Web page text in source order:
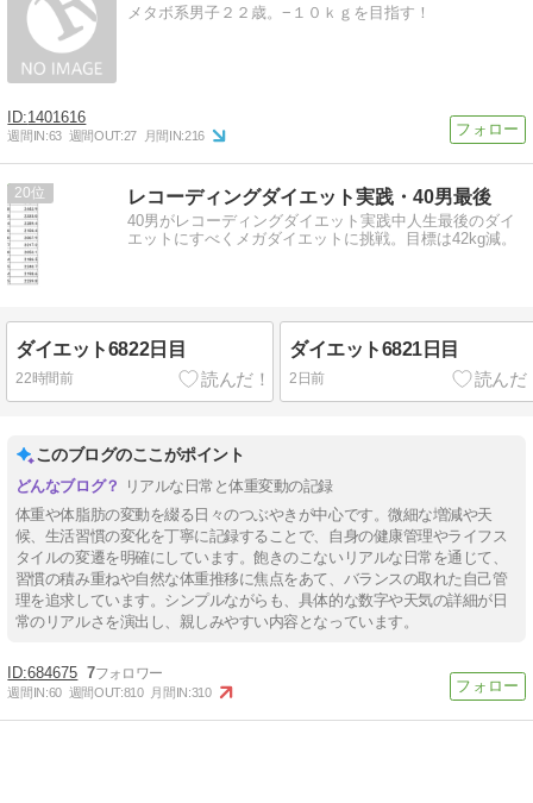
メタボ系男子２２歳。−１０ｋｇを目指す！
1401616
週間IN:63 週間OUT:27 月間IN:216
20 レコーディングダイエット実践・40男最後
40男がレコーディングダイエット実践中人生最後のダイ
エットにすべくメガダイエットに挑戦。目標は42kg減。
ダイエット6822日目
22時間前
ダイエット6821日目
2日前
このブログのここがポイント
リアルな日常と体重変動の記録
体重や体脂肪の変動を綴る日々のつぶやきが中心です。微細な増減や天
候、生活習慣の変化を丁寧に記録することで、自身の健康管理やライフス
タイルの変遷を明確にしています。飽きのこないリアルな日常を通じて、
習慣の積み重ねや自然な体重推移に焦点をあて、バランスの取れた自己管
理を追求しています。シンプルながらも、具体的な数字や天気の詳細が日
常のリアルさを演出し、親しみやすい内容となっています。
684675 7
週間IN:60 週間OUT:810 月間IN:310